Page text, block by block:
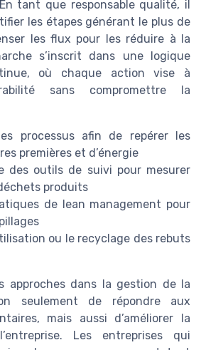
tant que responsable qualité, il
les étapes générant le plus de
les flux pour les réduire à la
s’inscrit dans une logique
où chaque action vise à
sans compromettre la
processus afin de repérer les
premières et d’énergie
des outils de suivi pour mesurer
produits
de lean management pour
ou le recyclage des rebuts
approches dans la gestion de la
seulement de répondre aux
mais aussi d’améliorer la
Les entreprises qui